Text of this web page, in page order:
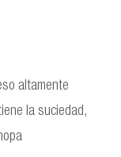
altamente
la suciedad,